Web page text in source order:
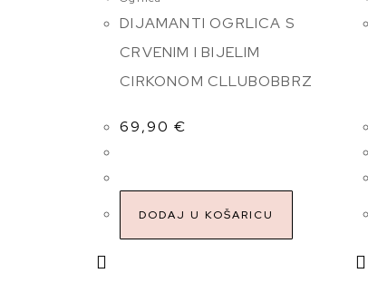
DIJAMANTI OGRLICA S
CRVENIM I BIJELIM
CIRKONOM CLLUBOBBRZ
69,90€
DODAJ U KOŠARICU